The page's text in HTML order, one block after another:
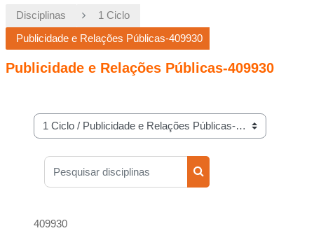
Disciplinas
1 Ciclo
Publicidade e Relações Públicas-409930
Publicidade e Relações Públicas-409930
Categorias de disciplinas
Pesquisar disciplinas
Pesquisar disciplinas
409930